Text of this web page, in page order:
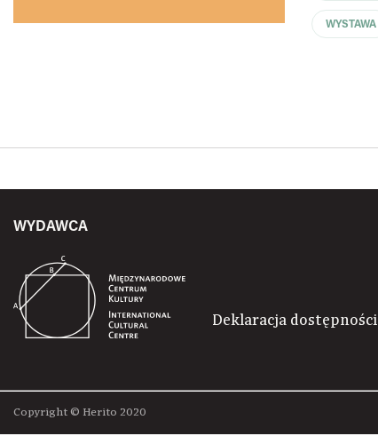
WYSTAWA
WYDAWCA
Deklaracja dostępności
Copyright © Herito 2020